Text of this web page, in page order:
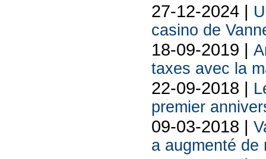
27-12-2024 |
casino de
18-09-2019 |
taxes avec la
22-09-2018 |
premier
09-03-2018 |
a augmenté de